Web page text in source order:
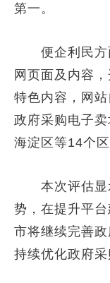
第一。
便企利民方面
网页面及内容
特色内容，网
政府采购电子
海淀区等14个区
本次评估显示
势，在提升平
市将继续完善
持续优化政府